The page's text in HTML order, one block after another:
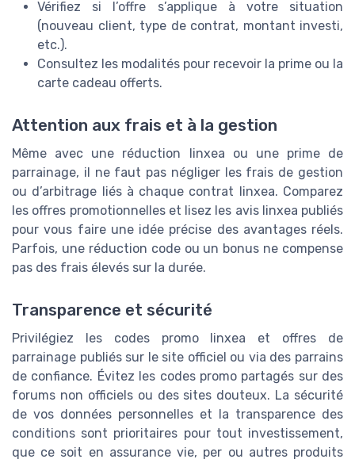
Vérifiez si l’offre s’applique à votre situation
(nouveau client, type de contrat, montant investi,
etc.).
Consultez les modalités pour recevoir la prime ou la
carte cadeau offerts.
Attention aux frais et à la gestion
Même avec une réduction linxea ou une prime de
parrainage, il ne faut pas négliger les frais de gestion
ou d’arbitrage liés à chaque contrat linxea. Comparez
les offres promotionnelles et lisez les avis linxea publiés
pour vous faire une idée précise des avantages réels.
Parfois, une réduction code ou un bonus ne compense
pas des frais élevés sur la durée.
Transparence et sécurité
Privilégiez les codes promo linxea et offres de
parrainage publiés sur le site officiel ou via des parrains
de confiance. Évitez les codes promo partagés sur des
forums non officiels ou des sites douteux. La sécurité
de vos données personnelles et la transparence des
conditions sont prioritaires pour tout investissement,
que ce soit en assurance vie, per ou autres produits